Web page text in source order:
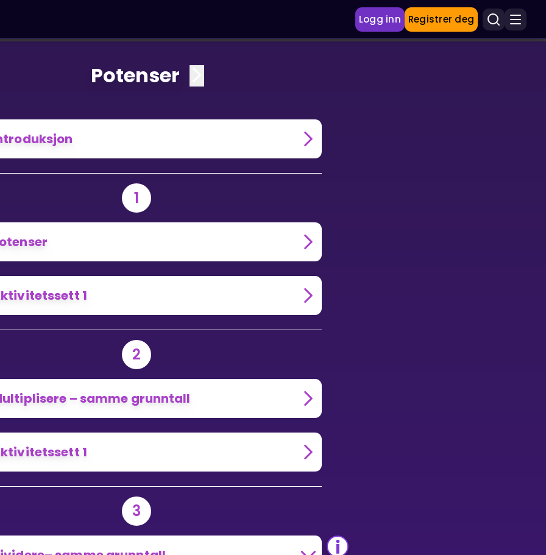
Logg inn Registrer deg
Bestill privatundervisning
Inviter en venn
Potenser
1
1
2
– samme grunntall
1
3